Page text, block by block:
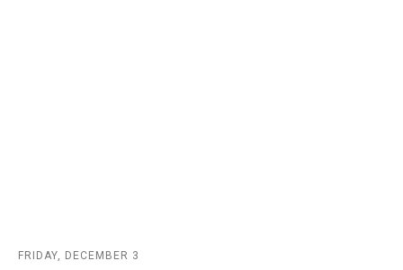
FRIDAY, DECEMBER 3